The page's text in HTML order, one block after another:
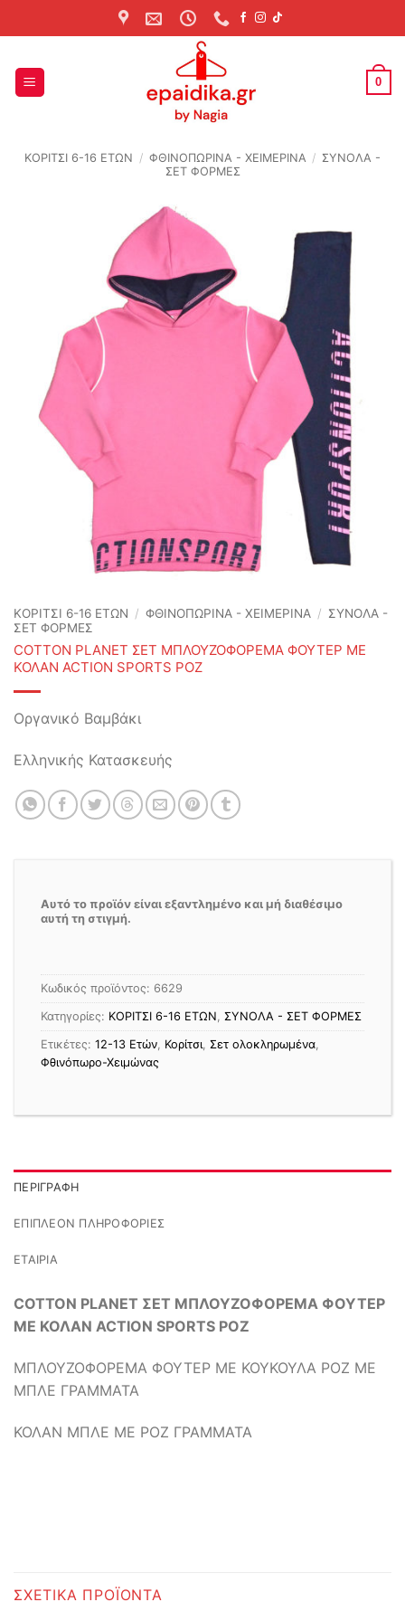
to
0
ΚΟΡΙΤΣΙ 6-16 ΕΤΩΝ / ΦΘΙΝΟΠΩΡΙΝΆ - ΧΕΙΜΕΡΙΝΆ / ΣΥΝΟΛΑ -
ΣΕΤ ΦΟΡΜΕΣ
ΚΟΡΙΤΣΙ 6-16 ΕΤΩΝ / ΦΘΙΝΟΠΩΡΙΝΆ - ΧΕΙΜΕΡΙΝΆ / ΣΥΝΟΛΑ -
ΣΕΤ ΦΟΡΜΕΣ
COTTON PLANET ΣΕΤ ΜΠΛΟΥΖΟΦΟΡΕΜΑ ΦΟΥΤΕΡ ΜΕ
ΚΟΛΑΝ ACTION SPORTS ΡΟΖ
Οργανικό Βαμβάκι
Ελληνικής Κατασκευής
Αυτό το προϊόν είναι εξαντλημένο και μή διαθέσιμο
αυτή τη στιγμή.
Κωδικός προϊόντος: 6629
Κατηγορίες: ΚΟΡΙΤΣΙ 6-16 ΕΤΩΝ, ΣΥΝΟΛΑ - ΣΕΤ ΦΟΡΜΕΣ
Ετικέτες: 12-13 Ετών, Κορίτσι, Σετ ολοκληρωμένα,
Φθινόπωρο-Χειμώνας
ΠΕΡΙΓΡΑΦΉ
ΕΠΙΠΛΈΟΝ ΠΛΗΡΟΦΟΡΊΕΣ
ΕΤΑΙΡΊΑ
COTTON PLANET ΣΕΤ ΜΠΛΟΥΖΟΦΟΡΕΜΑ ΦΟΥΤΕΡ
ΜΕ ΚΟΛΑΝ ACTION SPORTS ΡΟΖ
ΜΠΛΟΥΖΟΦΟΡΕΜΑ ΦΟΥΤΕΡ ΜΕ ΚΟΥΚΟΥΛΑ ΡΟΖ ΜΕ
ΜΠΛΕ ΓΡΑΜΜΑΤΑ
ΚΟΛΑΝ ΜΠΛΕ ΜΕ ΡΟΖ ΓΡΑΜΜΑΤΑ
ΣΧΕΤΙΚΆ ΠΡΟΪΌΝΤΑ